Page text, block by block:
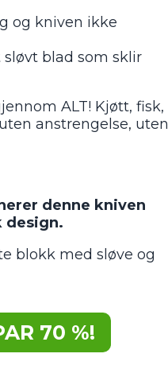
og kniven ikke
blad som sklir
ALT! Kjøtt, fisk,
anstrengelse, uten
denne kniven
design.
blokk med sløve og
70 %!